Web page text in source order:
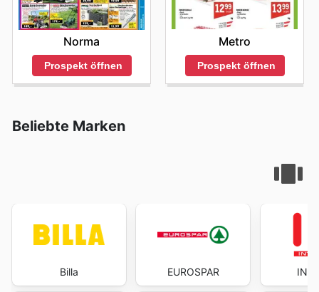
Norma
Prospekt öffnen
Metro
Prospekt öffnen
Beliebte Marken
Billa EUROSPAR